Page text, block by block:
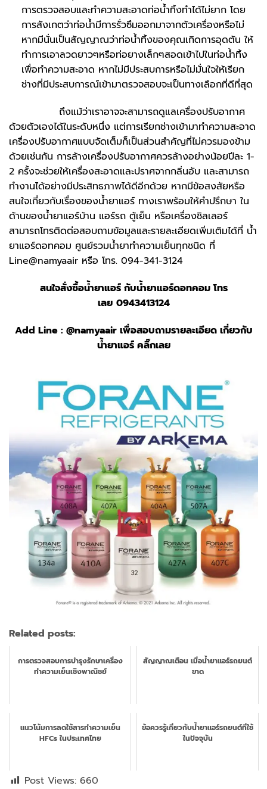
การตรวจสอบและทำความสะอาดท่อน้ำทิ้งทำได้ไม่ยาก โดย
การสังเกตว่าท่อน้ำมีการรั่วซึมออกมาจากตัวเครื่องหรือไม่
หากมีนั่นเป็นสัญญาณว่าท่อน้ำทิ้งของคุณเกิดการอุดตัน ให้
ทำการเอาลวดยาวๆหรือท่อยางเล็กๆสอดเข้าไปในท่อน้ำทิ้ง
เพื่อทำความสะอาด หากไม่มีประสบการหรือไม่มั่นใจให้เรียก
ช่างที่มีประสบการณ์เข้ามาตรวจสอบจะเป็นทางเลือกที่ดีที่สุด
ถึงแม้ว่าเราอาจจะสามารถดูแลเครื่องปรับอากาศ
ด้วยตัวเองได้ในระดับหนึ่ง แต่การเรียกช่างเข้ามาทำความสะอาด
เครื่องปรับอากาศแบบจัดเต็มก็เป็นส่วนสำคัญที่ไม่ควรมองข้าม
ด้วยเช่นกัน การล้างเครื่องปรับอากาศควรล้างอย่างน้อยปีละ 1-
2 ครั้งจะช่วยให้เครื่องสะอาดและปราศจากกลิ่นอับ และสามารถ
ทำงานได้อย่างมีประสิทธภาพได้ดีอีกด้วย หากมีข้อสงสัยหรือ
สนใจเกี่ยวกับเรื่องของน้ำยาแอร์ ทางเราพร้อมให้คำปรึกษา ใน
ด้านของน้ำยาแอร์บ้าน แอร์รถ ตู้เย็น หรือเครื่องชิลเลอร์
สามารถโทรติดต่อสอบถามข้อมูลและรายละเอียดเพิ่มเติมได้ที่ น้ำ
ยาแอร์ดอทคอม ศูนย์รวมน้ำยาทำความเย็นทุกชนิด ที่
Line@namyaair หรือ โทร. 094-341-3124
สนใจสั่งซื้อน้ำยาแอร์ กับน้ำยาแอร์ดอทคอมโทร
เลย 0943413124
Add Line : @namyaairเพื่อสอบถามรายละเอียด เกี่ยวกับ
น้ำยาแอร์ คลิ๊กเลย
Related posts:
การตรวจสอบการบำรุงรักษาเครื่อง
ทำความเย็นเชิงพาณิชย์
สัญญาณเตือน เมื่อน้ำยาแอร์รถยนต์
ขาด
แนวโน้มการลดใช้สารทำความเย็น
HFCs ในประเทศไทย
ข้อควรรู้เกี่ยวกับน้ำยาแอร์รถยนต์ที่ใช้
ในปัจจุบัน
Post Views: 660